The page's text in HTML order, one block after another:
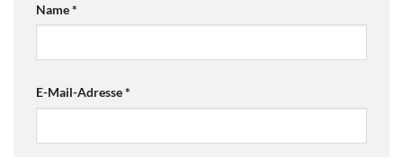
Name*
E-Mail-Adresse*